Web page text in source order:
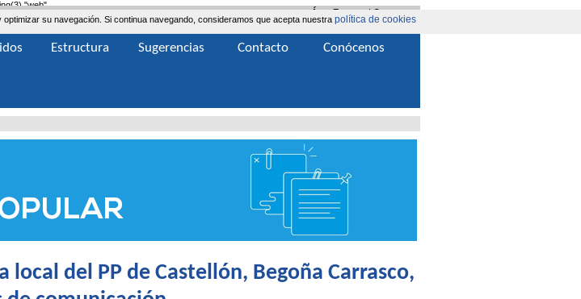
"web"
su navegación. Si continua navegando, consideramos que acepta nuestra política de cookies
local del PP de Castellón, Begoña Carrasco,
|Contacta
Área Extranet
Estructura Sugerencias Contacto Conócenos